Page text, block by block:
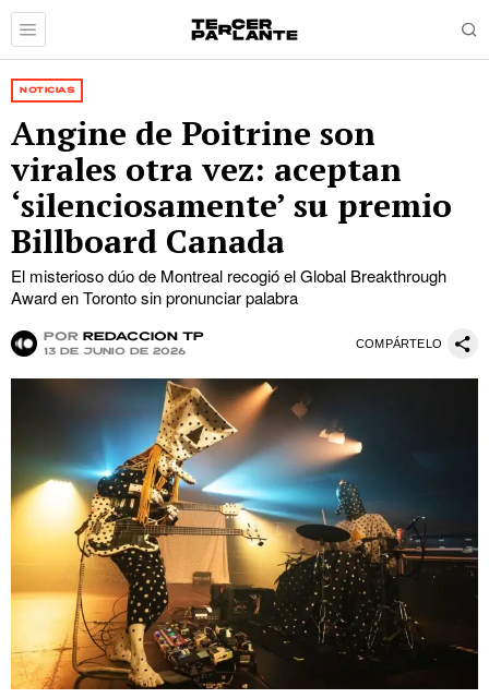
NOTICIAS
Angine de Poitrine son
virales otra vez: aceptan
‘silenciosamente’ su premio
Billboard Canada
El misterioso dúo de Montreal recogió el Global Breakthrough
Award en Toronto sin pronunciar palabra
por Redacción TP
13 de junio de 2026
COMPÁRTELO